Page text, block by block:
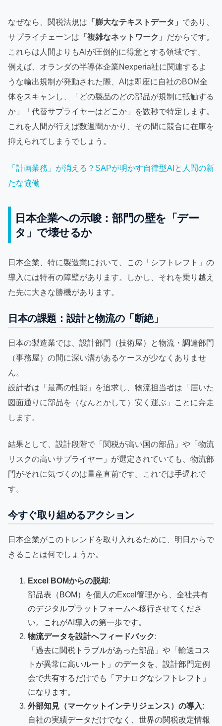
なぜなら、関税法規は 「膨大なテキストデータ」 であり、
サプライチェーンは 「複雑なネットワーク」 だからです。
これらは人間よりもAIが圧倒的に得意とする領域です。
例えば、オランダの半導体企業Nexperia社に関連するよ
うな輸出規制が発動された際、AIは即座に自社のBOM全
体をスキャンし、「どの製品のどの部品が規制に抵触する
か」「代替サプライヤーはどこか」を数秒で特定します。
これを人間が行えば数週間かかり、その間に競合に在庫を
抑えられてしまうでしょう。
「計画業務」が消える？SAPが明かす自律型AIと人間の新
たな協働
日本企業への示唆：部門の壁を「デー
タ」で壊せるか
日本企業、特に製造業において、この「シフトレフト」の
導入には特有の障壁があります。しかし、それを乗り越え
た先に大きな勝機があります。
日本の課題：設計と物流の「断絶」
日本の製造業では、設計部門（技術屋）と物流・調達部門
（事務屋）の間に深い溝があるケースが少なくありませ
ん。
設計者は「最高の性能」を追求し、物流担当者は「届いた
図面通りに部品を（なんとかして）安く運ぶ」ことに奔走
します。
結果として、設計段階で「関税が高い国の部品」や「物流
リスクの高いサプライヤー」が選定されていても、物流部
門がそれに気づくのは量産直前です。これでは手遅れで
す。
今すぐ取り組めるアクション
日本企業がこのトレンドを取り入れるために、明日からで
きることは何でしょうか。
Excel BOMからの脱却:
部品表（BOM）を個人のExcel管理から、全社共有
のデジタルプラットフォームへ移行させてくださ
い。これがAI導入の第一歩です。
物流データを設計へフィードバック:
「過去に関税トラブルがあった部品」や「輸送コス
トが異常に高いルート」のデータを、設計部門定例
会で共有するだけでも「アナログなシフトレフト」
になります。
外部知見（マーケットインテリジェンス）の導入:
自社の実績データだけでなく、世界の関税改定情報